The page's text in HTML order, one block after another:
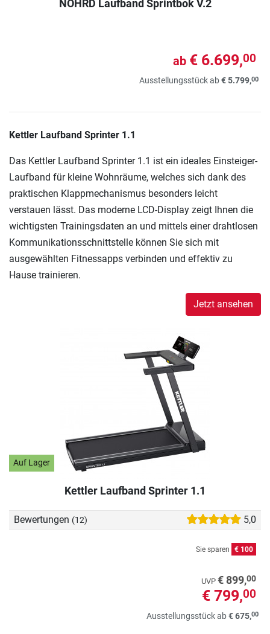
NOHRD Laufband Sprintbok V.2
ab € 6.699,00
Ausstellungsstück ab€ 5.799,00
Auf Lager
Kettler Laufband Sprinter 1.1
Bewertungen (12) 5,0
Sie sparen € 100
UVP € 899,00
€ 799,00
Ausstellungsstück ab€ 675,00
Kettler Laufband Sprinter 1.1
Das Kettler Laufband Sprinter 1.1 ist ein ideales Einsteiger-
Laufband für kleine Wohnräume, welches sich dank des
praktischen Klappmechanismus besonders leicht
verstauen lässt. Das moderne LCD-Display zeigt Ihnen die
wichtigsten Trainingsdaten an und mittels einer drahtlosen
Kommunikationsschnittstelle können Sie sich mit
ausgewählten Fitnessapps verbinden und effektiv zu
Hause trainieren.
Jetzt ansehen